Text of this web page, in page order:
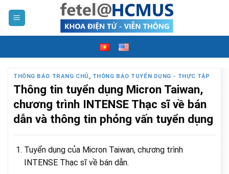
THÔNG BÁO TRANG CHỦ , THÔNG BÁO TUYỂN DỤNG - THỰC TẬP
Thông tin tuyển dụng Micron Taiwan,
chương trình INTENSE Thạc sĩ về bán
dẫn và thông tin phỏng vấn tuyển dụng
Tuyển dụng của Micron Taiwan, chương trình
INTENSE Thạc sĩ về bán dẫn.